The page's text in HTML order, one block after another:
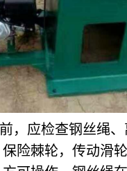
，应检查钢丝绳
险棘轮，传动滑